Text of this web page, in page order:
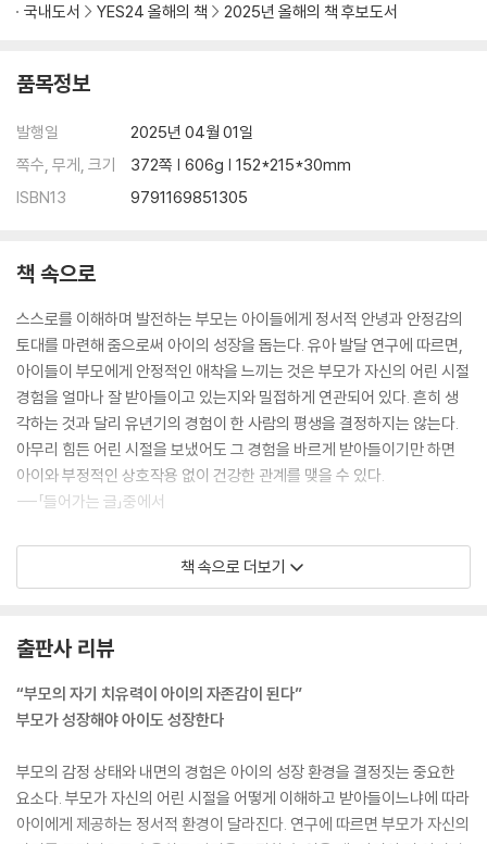
국내도서
YES24 올해의 책 2025년 올해의 책 후보도서
품목정보
발행일
2025년 04월 01일
쪽수, 무게, 크기
372쪽 | 606g | 152*215*30mm
ISBN13
9791169851305
책 속으로
스스로를 이해하며 발전하는 부모는 아이들에게 정서적 안녕과 안정감의
토대를 마련해 줌으로써 아이의 성장을 돕는다. 유아 발달 연구에 따르면,
아이들이 부모에게 안정적인 애착을 느끼는 것은 부모가 자신의 어린 시절
경험을 얼마나 잘 받아들이고 있는지와 밀접하게 연관되어 있다. 흔히 생
각하는 것과 달리 유년기의 경험이 한 사람의 평생을 결정하지는 않는다.
아무리 힘든 어린 시절을 보냈어도 그 경험을 바르게 받아들이기만 하면
아이와 부정적인 상호작용 없이 건강한 관계를 맺을 수 있다.
---「들어가는 글」중에서
아무리 엄청난 사랑과 선한 의도가 있더라도, 부모에게는 자녀의 행동을
받아들이지 못하게 만드는 오래된 방어기제가 있을 수 있다. 이것이 아마
모습을 견디지 못할 위험이 있다. 이는 아이들의 감정을 외면하거나 무시
하는 형태로 나타날 수 있는데, 그러면 아이들은 현실에 무감각해지고 자
신의 감정과 단절될 수 있다.
인생의 서사를 돌이켜 보면 자신을 더 깊이 이해할 수 있고 감정을 일상에
통합할 수 있으며 그토록 소중한 자기 이해의 방식을 존중할 수 있다. 자기
책 속으로 더보기
출판사 리뷰
“부모의 자기 치유력이 아이의 자존감이 된다”
부모가 성장해야 아이도 성장한다
부모의 감정 상태와 내면의 경험은 아이의 성장 환경을 결정짓는 중요한
요소다. 부모가 자신의 어린 시절을 어떻게 이해하고 받아들이느냐에 따라
아이에게 제공하는 정서적 환경이 달라진다. 연구에 따르면 부모가 자신의